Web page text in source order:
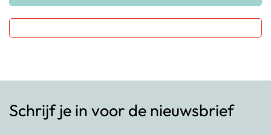
Schrijf je in voor de nieuwsbrief